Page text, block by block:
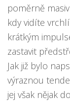
poměrně
kdy vidíte
krátkým
zastavit
Jak již bylo
výraznou
jej však nějak